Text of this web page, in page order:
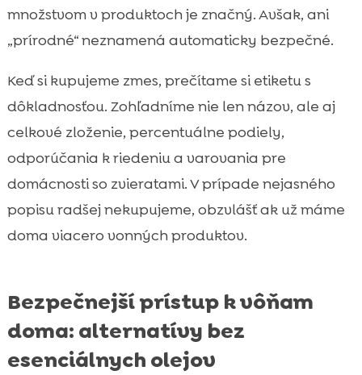
množstvom v produktoch je značný. Avšak, ani
„prírodné“ neznamená automaticky bezpečné.
Keď si kupujeme zmes, prečítame si etiketu s
dôkladnosťou. Zohľadníme nie len názov, ale aj
celkové zloženie, percentuálne podiely,
odporúčania k riedeniu a varovania pre
domácnosti so zvieratami. V prípade nejasného
popisu radšej nekupujeme, obzvlášť ak už máme
doma viacero vonných produktov.
Bezpečnejší prístup k vôňam
doma: alternatívy bez
esenciálnych olejov